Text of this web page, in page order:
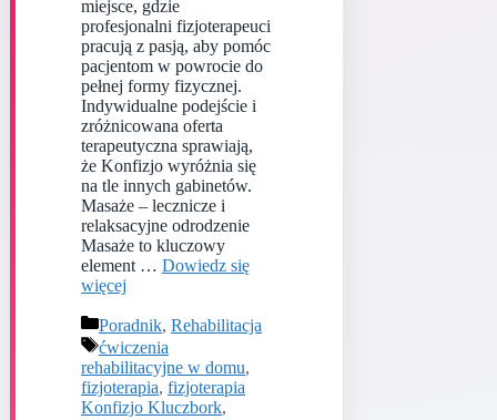
miejsce, gdzie
profesjonalni fizjoterapeuci
pracują z pasją, aby pomóc
pacjentom w powrocie do
pełnej formy fizycznej.
Indywidualne podejście i
zróżnicowana oferta
terapeutyczna sprawiają,
że Konfizjo wyróżnia się
na tle innych gabinetów.
Masaże – lecznicze i
relaksacyjne odrodzenie
Masaże to kluczowy
element … Dowiedz się
więcej
Kategorie
Poradnik, Rehabilitacja
Tagi
ćwiczenia
rehabilitacyjne w domu,
fizjoterapia, fizjoterapia
Konfizjo Kluczbork,